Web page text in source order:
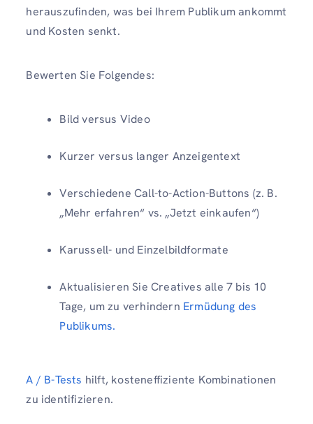
herauszufinden, was bei Ihrem Publikum ankommt
und Kosten senkt.
Bewerten Sie Folgendes:
Bild versus Video
Kurzer versus langer Anzeigentext
Verschiedene Call-to-Action-Buttons (z. B.
„Mehr erfahren“ vs. „Jetzt einkaufen“)
Karussell- und Einzelbildformate
Aktualisieren Sie Creatives alle 7 bis 10
Tage, um zu verhindern Ermüdung des
Publikums.
A / B-Tests hilft, kosteneffiziente Kombinationen
zu identifizieren.